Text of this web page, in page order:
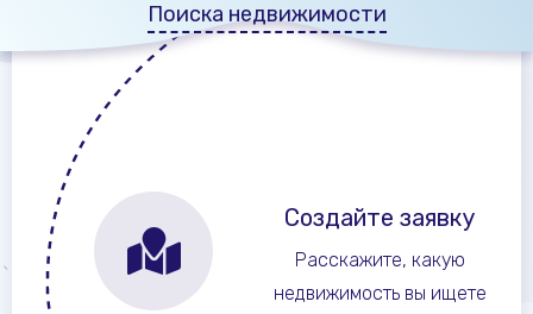
Поиска недвижимости
Создайте заявку
Расскажите, какую
недвижимость вы ищете